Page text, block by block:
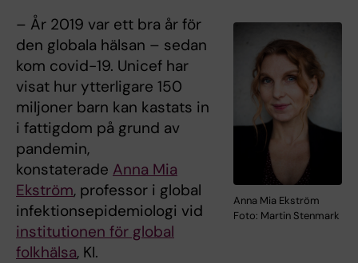
Anna Mia Ekström
Foto: Martin Stenmark
– År 2019 var ett bra år för
den globala hälsan – sedan
kom covid-19. Unicef har
visat hur ytterligare 150
miljoner barn kan kastats in
i fattigdom på grund av
pandemin,
konstaterade Anna Mia
Ekström, professor i global
infektionsepidemiologi vid
institutionen för global
folkhälsa, KI.